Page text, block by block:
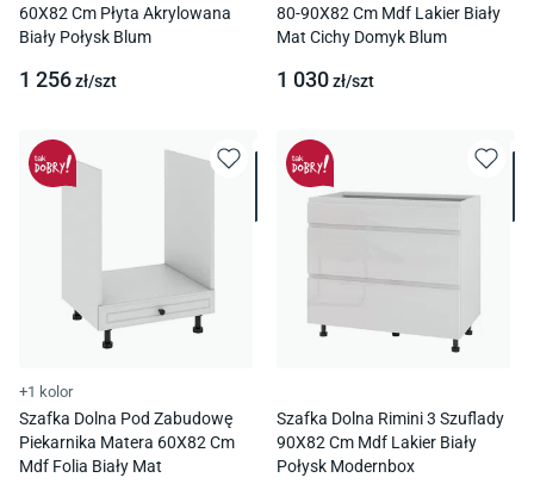
60X82 Cm Płyta Akrylowana
Biały Połysk Blum
1 256zł/szt
80-90X82 Cm Mdf Lakier Biały
Mat Cichy Domyk Blum
1 030zł/szt
+1 kolor
Szafka Dolna Pod Zabudowę
Piekarnika Matera 60X82 Cm
Mdf Folia Biały Mat
Szafka Dolna Rimini 3 Szuflady
90X82 Cm Mdf Lakier Biały
Połysk Modernbox